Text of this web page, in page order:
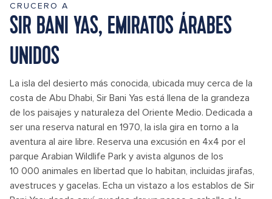
CRUCERO A
SIR BANI YAS, EMIRATOS ÁRABES
UNIDOS
La isla del desierto más conocida, ubicada muy cerca de la
costa de Abu Dhabi, Sir Bani Yas está llena de la grandeza
de los paisajes y naturaleza del Oriente Medio. Dedicada a
ser una reserva natural en 1970, la isla gira en torno a la
aventura al aire libre. Reserva una excusión en 4x4 por el
parque Arabian Wildlife Park y avista algunos de los
10 000 animales en libertad que lo habitan, incluidas jirafas,
avestruces y gacelas. Echa un vistazo a los establos de Sir